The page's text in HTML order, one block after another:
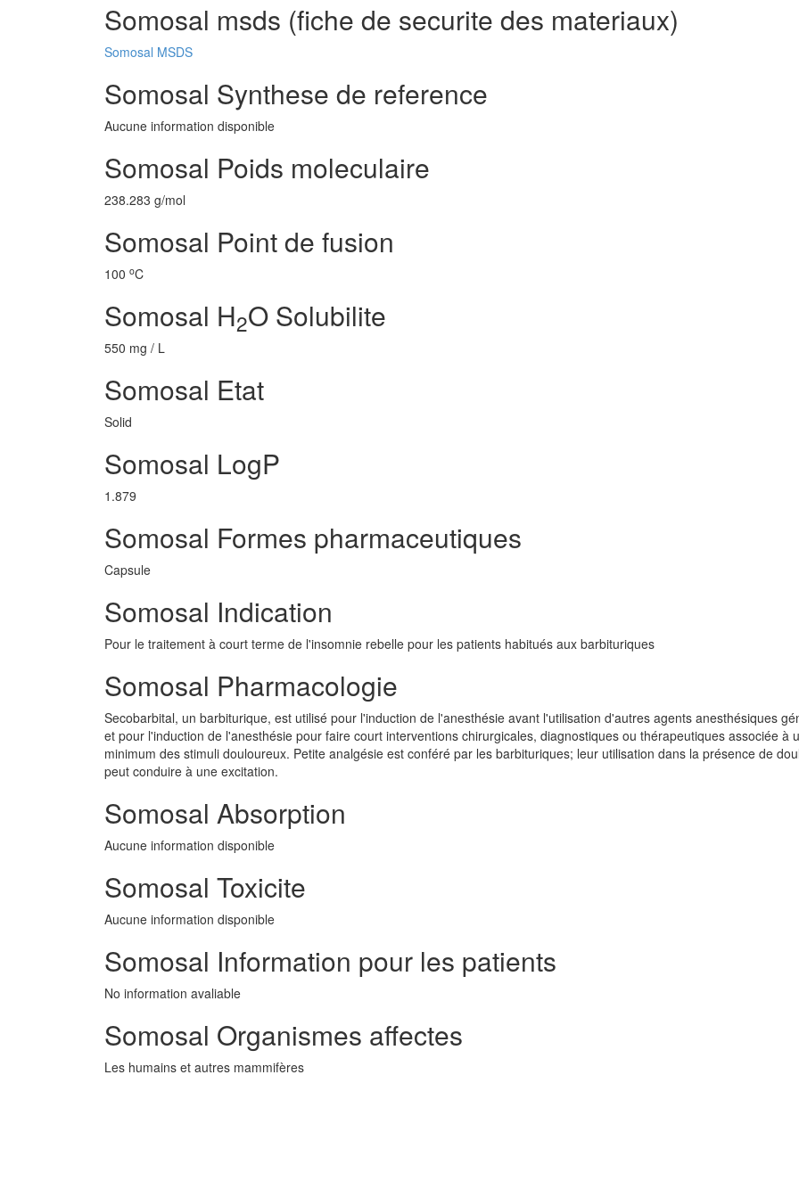
Somosal msds (fiche de securite des materiaux)
Somosal MSDS
Somosal Synthese de reference
Aucune information disponible
Somosal Poids moleculaire
238.283 g/mol
Somosal Point de fusion
100 oC
Somosal H2O Solubilite
550 mg / L
Somosal Etat
Solid
Somosal LogP
1.879
Somosal Formes pharmaceutiques
Capsule
Somosal Indication
Pour le traitement à court terme de l'insomnie rebelle pour les patients habitués aux barbituriques
Somosal Pharmacologie
Secobarbital, un barbiturique, est utilisé pour l'induction de l'anesthésie avant l'utilisation d'autres agents anesthésiques
et pour l'induction de l'anesthésie pour faire court interventions chirurgicales, diagnostiques ou thérapeutiques associée à
minimum des stimuli douloureux. Petite analgésie est conféré par les barbituriques; leur utilisation dans la présence de
peut conduire à une excitation.
Somosal Absorption
Aucune information disponible
Somosal Toxicite
Aucune information disponible
Somosal Information pour les patients
No information avaliable
Somosal Organismes affectes
Les humains et autres mammifères